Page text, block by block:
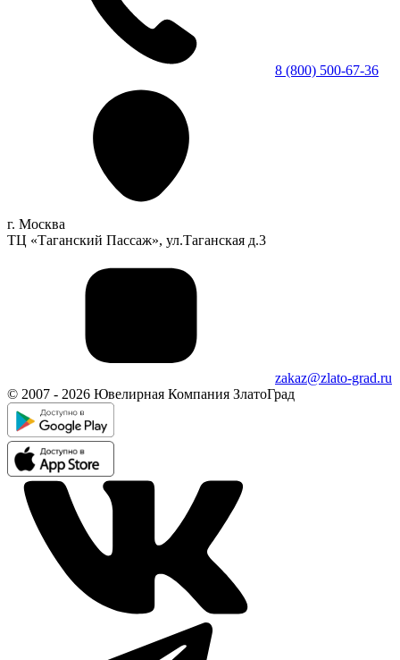
8 (800) 500-67-36
г. Москва
ТЦ «Таганский Пассаж», ул.Таганская д.3
zakaz@zlato-grad.ru
© 2007 - 2026 Ювелирная Компания ЗлатоГрад